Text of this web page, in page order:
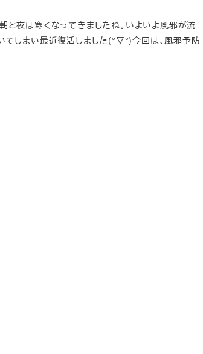
夜は寒くなってきましたね。いよいよ風邪が流
てしまい最近復活しました(°▽°)今回は、風邪予防